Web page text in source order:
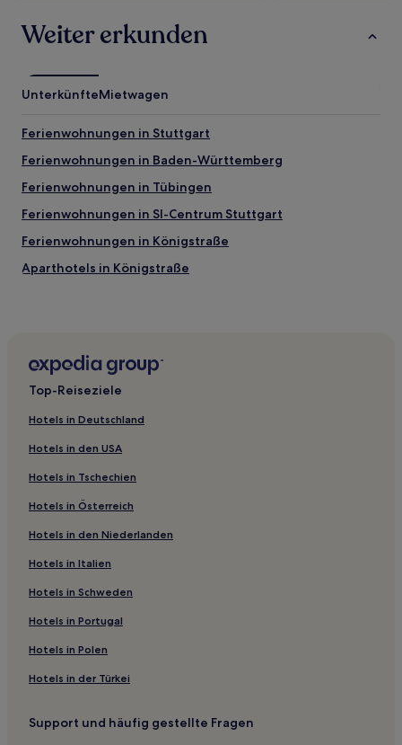
Weiter erkunden
UnterkünfteMietwagen
Ferienwohnungen in Stuttgart
Ferienwohnungen in Baden-Württemberg
Ferienwohnungen in Tübingen
Ferienwohnungen in SI-Centrum Stuttgart
Ferienwohnungen in Königstraße
Aparthotels in Königstraße
Stuttgart Hotels
Böblingen Hotels
Hotels nahe Fairground Sindelfingen
Mönchberg Hotels
Sternhäule: Hotels
Hotels nahe S-Bahn-Station Oberaichen
Hotels nahe U-Bahn-Station Vaihinger Straße
Hotels nahe Hanns-Martin-Schleyer-Halle
Hotels nahe Bahnhof Holzgerlingen Nord
Lustnau Hotels
Landkreis Tübingen: Hotels
Wanne Hotels
Landkreis Böblingen: Hotels
Top-Reiseziele
Hotels in Deutschland
Hotels in den USA
Hotels in Tschechien
Hotels in Österreich
Hotels in den Niederlanden
Hotels in Italien
Hotels in Schweden
Hotels in Portugal
Hotels in Polen
Hotels in der Türkei
Support und häufig gestellte Fragen